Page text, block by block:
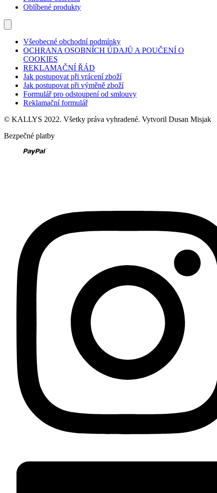
Oblíbené produkty
Všeobecné obchodní podmínky
OCHRANA OSOBNÍCH ÚDAJŮ A POUČENÍ O
COOKIES
REKLAMAČNÍ ŘÁD
Jak postupovat při vrácení zboží
Jak postupovat při výměně zboží
Formulář pro odstoupení od smlouvy
Reklamační formulář
© KALLYS 2022. Všetky práva vyhradené. Vytvoril Dusan Misjak
Bezpečné platby